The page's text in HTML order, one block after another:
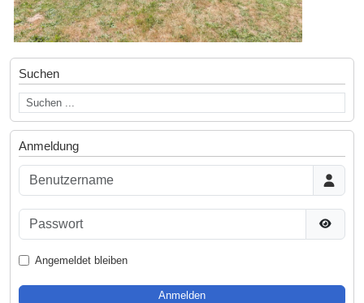
Suchen
Anmeldung
Benutzername
Passwort
Angemeldet bleiben
Anmelden